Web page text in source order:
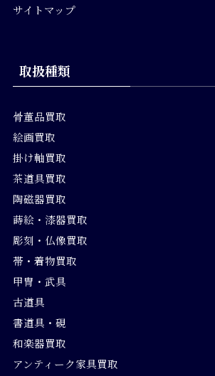
サイトマップ
取扱種類
骨董品買取
絵画買取
掛け軸買取
茶道具買取
陶磁器買取
蒔絵・漆器買取
彫刻・仏像買取
帯・着物買取
甲冑・武具
古道具
書道具・硯
和楽器買取
アンティーク家具買取